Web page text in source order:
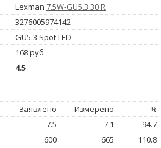
Lexman 7.5W-GU5.3 30 R
3276005974142
GU5.3 Spot LED
168 руб
4.5
Заявлено Измерено
%
7.5 7.1
94.7
600 665
110.8